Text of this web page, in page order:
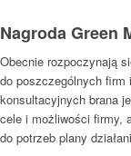
Nagroda Green
Obecnie rozpoczynają
do poszczególnych firm
konsultacyjnych brana
cele i możliwości firmy,
do potrzeb plany